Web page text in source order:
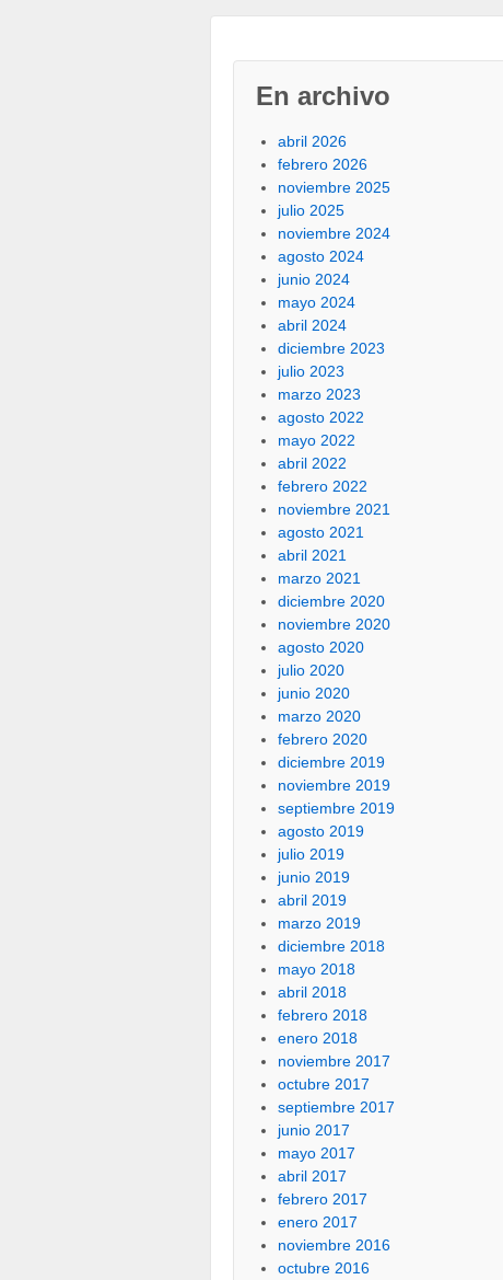
En archivo
abril 2026
febrero 2026
noviembre 2025
julio 2025
noviembre 2024
agosto 2024
junio 2024
mayo 2024
abril 2024
diciembre 2023
julio 2023
marzo 2023
agosto 2022
mayo 2022
abril 2022
febrero 2022
noviembre 2021
agosto 2021
abril 2021
marzo 2021
diciembre 2020
noviembre 2020
agosto 2020
julio 2020
junio 2020
marzo 2020
febrero 2020
diciembre 2019
noviembre 2019
septiembre 2019
agosto 2019
julio 2019
junio 2019
abril 2019
marzo 2019
diciembre 2018
mayo 2018
abril 2018
febrero 2018
enero 2018
noviembre 2017
octubre 2017
septiembre 2017
junio 2017
mayo 2017
abril 2017
febrero 2017
enero 2017
noviembre 2016
octubre 2016